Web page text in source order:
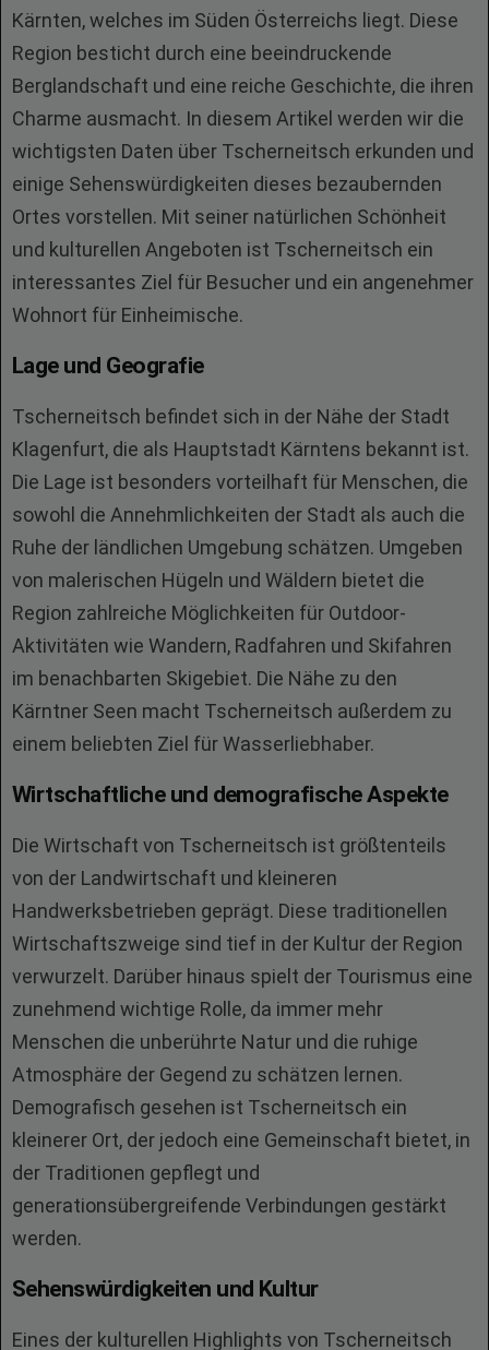
Kärnten, welches im Süden Österreichs liegt. Diese
Region besticht durch eine beeindruckende
Berglandschaft und eine reiche Geschichte, die ihren
Charme ausmacht. In diesem Artikel werden wir die
wichtigsten Daten über Tscherneitsch erkunden und
einige Sehenswürdigkeiten dieses bezaubernden
Ortes vorstellen. Mit seiner natürlichen Schönheit
und kulturellen Angeboten ist Tscherneitsch ein
interessantes Ziel für Besucher und ein angenehmer
Wohnort für Einheimische.
Lage und Geografie
Tscherneitsch befindet sich in der Nähe der Stadt
Klagenfurt, die als Hauptstadt Kärntens bekannt ist.
Die Lage ist besonders vorteilhaft für Menschen, die
sowohl die Annehmlichkeiten der Stadt als auch die
Ruhe der ländlichen Umgebung schätzen. Umgeben
von malerischen Hügeln und Wäldern bietet die
Region zahlreiche Möglichkeiten für Outdoor-
Aktivitäten wie Wandern, Radfahren und Skifahren
im benachbarten Skigebiet. Die Nähe zu den
Kärntner Seen macht Tscherneitsch außerdem zu
einem beliebten Ziel für Wasserliebhaber.
Wirtschaftliche und demografische Aspekte
Die Wirtschaft von Tscherneitsch ist größtenteils
von der Landwirtschaft und kleineren
Handwerksbetrieben geprägt. Diese traditionellen
Wirtschaftszweige sind tief in der Kultur der Region
verwurzelt. Darüber hinaus spielt der Tourismus eine
zunehmend wichtige Rolle, da immer mehr
Menschen die unberührte Natur und die ruhige
Atmosphäre der Gegend zu schätzen lernen.
Demografisch gesehen ist Tscherneitsch ein
kleinerer Ort, der jedoch eine Gemeinschaft bietet, in
der Traditionen gepflegt und
generationsübergreifende Verbindungen gestärkt
werden.
Sehenswürdigkeiten und Kultur
Eines der kulturellen Highlights von Tscherneitsch